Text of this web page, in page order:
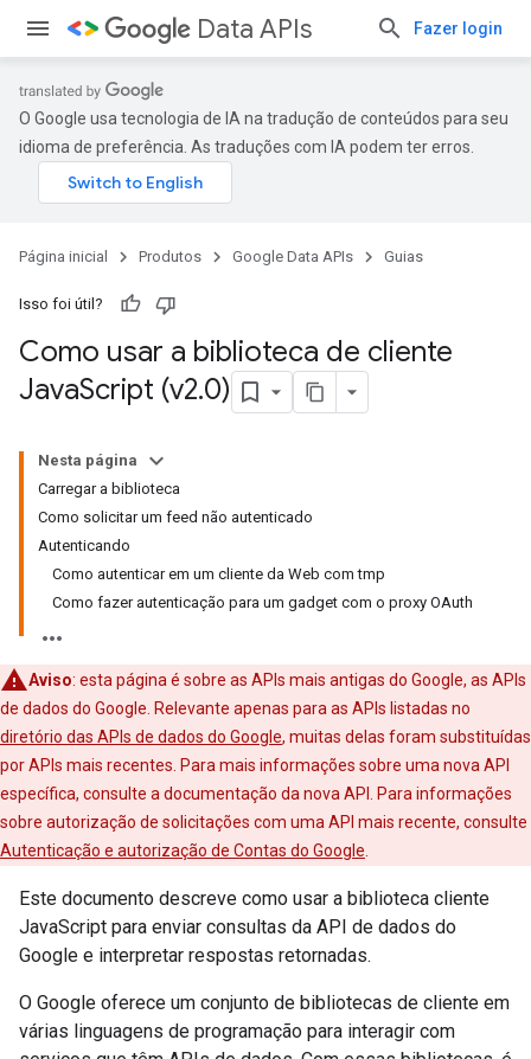
Data APIs Fazer login
O Google usa tecnologia de IA na tradução de conteúdos para seu
idioma de preferência. As traduções com IA podem ter erros.
Página inicial Produtos Google Data APIs Guias
Isso foi útil?
Como usar a biblioteca de cliente
JavaScript (v2.0)
Nesta página
Carregar a biblioteca
Como solicitar um feed não autenticado
Autenticando
Como autenticar em um cliente da Web com tmp
Como fazer autenticação para um gadget com o proxy OAuth
Aviso: esta página é sobre as APIs mais antigas do Google, as APIs
de dados do Google. Relevante apenas para as APIs listadas no
diretório das APIs de dados do Google, muitas delas foram substituídas
por APIs mais recentes. Para mais informações sobre uma nova API
específica, consulte a documentação da nova API. Para informações
sobre autorização de solicitações com uma API mais recente, consulte
Autenticação e autorização de Contas do Google
Este documento descreve como usar a biblioteca cliente
JavaScript para enviar consultas da API de dados do
Google e interpretar respostas retornadas.
O Google oferece um conjunto de bibliotecas de cliente em
várias linguagens de programação para interagir com